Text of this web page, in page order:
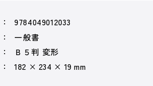
9784049012033
一般書
Ｂ５判 変形
182 × 234 × 19 mm